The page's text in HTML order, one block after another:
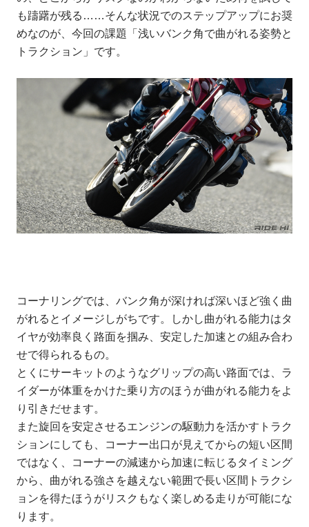
も躊躇が残る……そんな状況でのステップアップにお奨
めなのが、今回の課題「浅いバンク角で曲がれる姿勢と
トラクション」です。
コーナリングでは、バンク角が深ければ深いほど強く曲
がれるとイメージしがちです。しかし曲がれる能力はタ
イヤが効率良く路面を掴み、安定した加速との組み合わ
せで得られるもの。
とくにサーキットのようなグリップの高い路面では、ラ
イダーが体重をかけた乗り方のほうが曲がれる能力をよ
り引きだせます。
また旋回を安定させるエンジンの駆動力を活かすトラク
ションにしても、コーナー出口が見えてからの短い区間
ではなく、コーナーの減速から加速に転じるタイミング
から、曲がれる強さを越えない範囲で長い区間トラクシ
ョンを得たほうがリスクもなく楽しめる走りが可能にな
ります。